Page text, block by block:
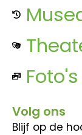
Volg ons
Blijf op de